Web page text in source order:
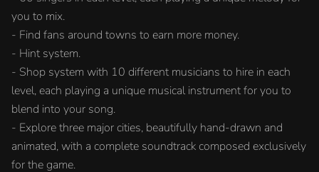
you to mix.
- Find fans around towns to earn more money.
- Hint system.
- Shop system with 10 different musicians to hire in each
level, each playing a unique musical instrument for you to
blend into your song.
- Explore three major cities, beautifully hand-drawn and
animated, with a complete soundtrack composed exclusively
for the game.